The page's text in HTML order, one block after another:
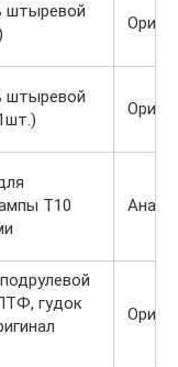
штыревой
штыревой
Т10
гудок